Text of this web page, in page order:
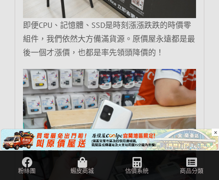
即便CPU、記憶體、SSD是時刻漲漲跌跌的時價零
組件，我們依然大方備滿貨源。原價屋永遠都是最
後一個才漲價，也都是率先領頭降價的！
×